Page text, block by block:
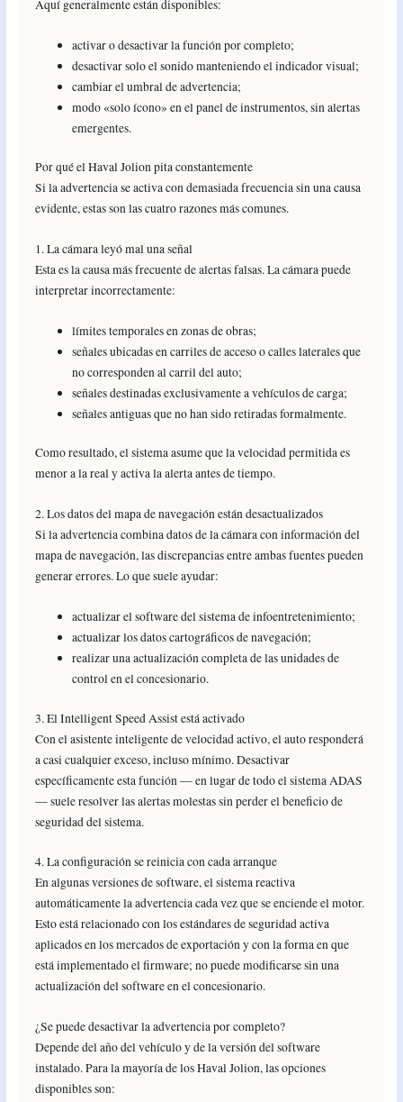
Aquí generalmente están disponibles:
activar o desactivar la función por completo;
desactivar solo el sonido manteniendo el indicador visual;
cambiar el umbral de advertencia;
modo «solo ícono» en el panel de instrumentos, sin alertas
emergentes.
Por qué el Haval Jolion pita constantemente
Si la advertencia se activa con demasiada frecuencia sin una causa
evidente, estas son las cuatro razones más comunes.
1. La cámara leyó mal una señal
Esta es la causa más frecuente de alertas falsas. La cámara puede
interpretar incorrectamente:
límites temporales en zonas de obras;
señales ubicadas en carriles de acceso o calles laterales que
no corresponden al carril del auto;
señales destinadas exclusivamente a vehículos de carga;
señales antiguas que no han sido retiradas formalmente.
Como resultado, el sistema asume que la velocidad permitida es
menor a la real y activa la alerta antes de tiempo.
2. Los datos del mapa de navegación están desactualizados
Si la advertencia combina datos de la cámara con información del
mapa de navegación, las discrepancias entre ambas fuentes pueden
generar errores. Lo que suele ayudar:
actualizar el software del sistema de infoentretenimiento;
actualizar los datos cartográficos de navegación;
realizar una actualización completa de las unidades de
control en el concesionario.
3. El Intelligent Speed Assist está activado
Con el asistente inteligente de velocidad activo, el auto responderá
a casi cualquier exceso, incluso mínimo. Desactivar
específicamente esta función — en lugar de todo el sistema ADAS
— suele resolver las alertas molestas sin perder el beneficio de
seguridad del sistema.
4. La configuración se reinicia con cada arranque
En algunas versiones de software, el sistema reactiva
automáticamente la advertencia cada vez que se enciende el motor.
Esto está relacionado con los estándares de seguridad activa
aplicados en los mercados de exportación y con la forma en que
está implementado el firmware; no puede modificarse sin una
actualización del software en el concesionario.
¿Se puede desactivar la advertencia por completo?
Depende del año del vehículo y de la versión del software
instalado. Para la mayoría de los Haval Jolion, las opciones
disponibles son: